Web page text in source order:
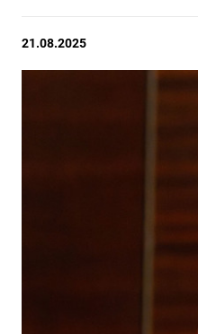
21.08.2025